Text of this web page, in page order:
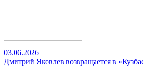
03.06.2026
Дмитрий Яковлев возвращается в